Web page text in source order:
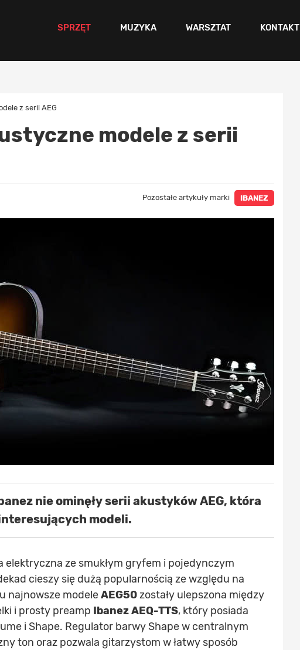
SPRZĘT MUZYKA WARSZTAT KONTAKT
z serii AEG
modele z serii
Pozostałe artykuły marki IBANEZ
nie ominęły serii akustyków AEG, która
modeli.
elektryczna ze smukłym gryfem i pojedynczym
cieszy się dużą popularnością ze względu na
najnowsze modeleAEG50zostały ulepszona między
i prosty preamp Ibanez AEQ-TTS, który posiada
i Shape. Regulator barwy Shape w centralnym
ton oraz pozwala gitarzystom w łatwy sposób